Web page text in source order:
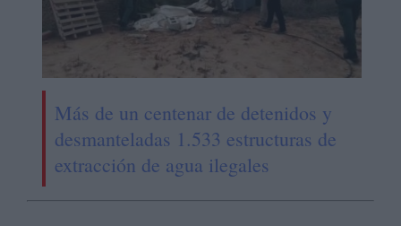
Más de un centenar de detenidos y
desmanteladas 1.533 estructuras de
extracción de agua ilegales